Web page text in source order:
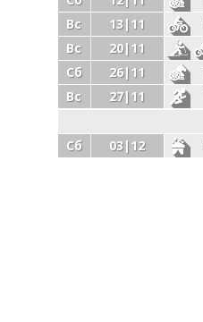
Вс 13|11
Вс 20|11
Сб 26|11
Вс 27|11
Сб
03|12